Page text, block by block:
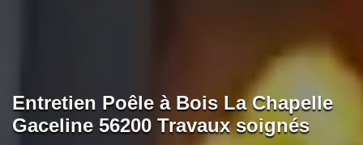
Entretien Poêle à Bois La Chapelle
Gaceline 56200 Travaux soignés